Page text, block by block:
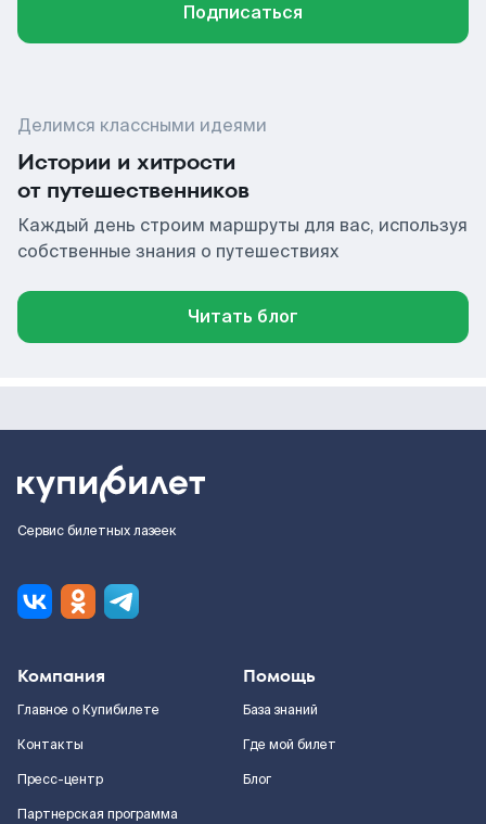
Подписаться
Делимся классными идеями
Истории и хитрости
от путешественников
Каждый день строим маршруты для вас, используя
собственные знания о путешествиях
Читать блог
Сервис билетных лазеек
Компания
Главное о Купибилете
Контакты
Пресс-центр
Партнерская программа
Помощь
База знаний
Где мой билет
Блог